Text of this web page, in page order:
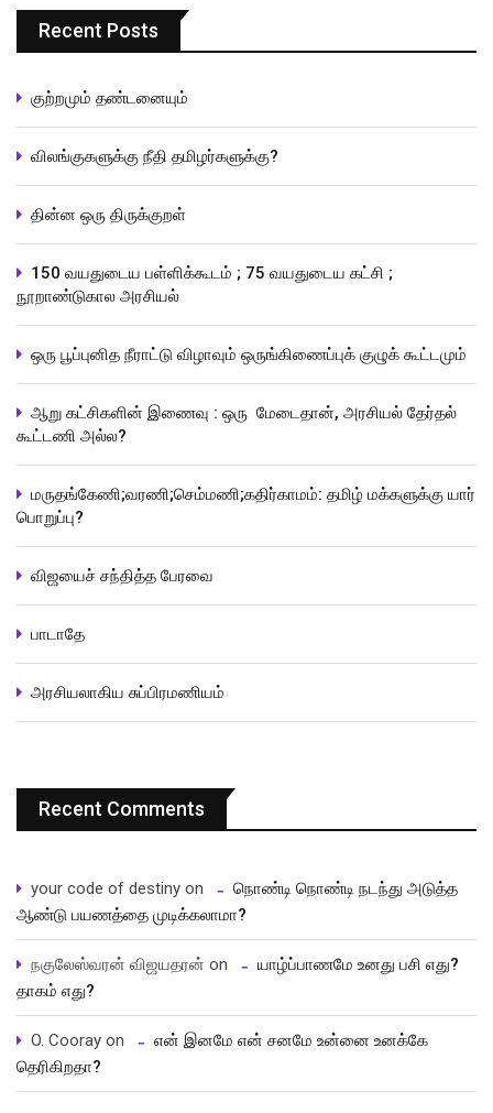
Recent Posts
குற்றமும் தண்டனையும்
விலங்குகளுக்கு நீதி தமிழர்களுக்கு?
தின்ன ஒரு திருக்குறள்
150 வயதுடைய பள்ளிக்கூடம் ; 75 வயதுடைய கட்சி ;
நூறாண்டுகால அரசியல்
ஒரு பூப்புனித நீராட்டு விழாவும் ஒருங்கிணைப்புக் குழுக் கூட்டமும்
ஆறு கட்சிகளின் இணைவு : ஒரு மேடைதான், அரசியல் தேர்தல்
கூட்டணி அல்ல?
மருதங்கேணி;வரணி;செம்மணி;கதிர்காமம்: தமிழ் மக்களுக்கு யார்
பொறுப்பு?
விஜயைச் சந்தித்த பேரவை
பாடாதே
அரசியலாகிய சுப்பிரமணியம்
Recent Comments
your code of destiny on
நொண்டி நொண்டி நடந்து அடுத்த
ஆண்டு பயணத்தை முடிக்கலாமா?
நகுலேஸ்வரன் விஜயதரன் on
யாழ்ப்பாணமே உனது பசி எது?
தாகம் எது?
O. Cooray on
என் இனமே என் சனமே உன்னை உனக்கே
தெரிகிறதா?